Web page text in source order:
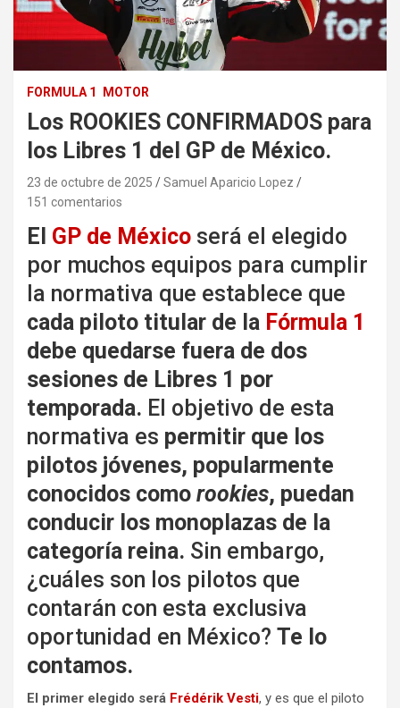
FORMULA 1 MOTOR
Los ROOKIES CONFIRMADOS para
los Libres 1 del GP de México.
23 de octubre de 2025
Samuel Aparicio Lopez
151 comentarios
El GP de México será el elegido
por muchos equipos para cumplir
la normativa que establece que
cada piloto titular de la Fórmula 1
debe quedarse fuera de dos
sesiones de Libres 1 por
temporada. El objetivo de esta
normativa es permitir que los
pilotos jóvenes, popularmente
conocidos como rookies, puedan
conducir los monoplazas de la
categoría reina. Sin embargo,
¿cuáles son los pilotos que
contarán con esta exclusiva
oportunidad en México? Te lo
contamos.
El primer elegido será Frédérik Vesti, y es que el piloto